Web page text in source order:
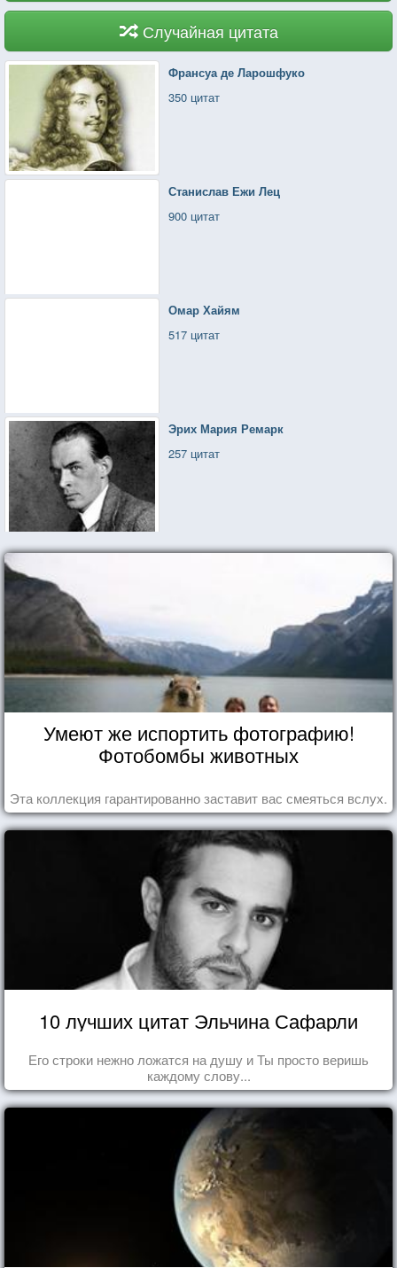
Случайная цитата
Франсуа де Ларошфуко
350 цитат
Станислав Ежи Лец
900 цитат
Омар Хайям
517 цитат
Эрих Мария Ремарк
257 цитат
Умеют же испортить фотографию!
Фотобомбы животных
Эта коллекция гарантированно заставит вас смеяться вслух.
10 лучших цитат Эльчина Сафарли
Его строки нежно ложатся на душу и Ты просто веришь
каждому слову...